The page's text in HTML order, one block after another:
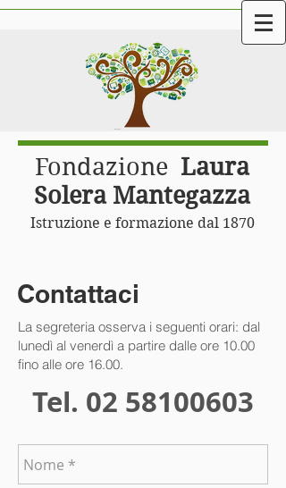
Fondazione Laura
Solera Mantegazza
Istruzione e formazione dal 1870
Contattaci
La segreteria osserva i seguenti orari: dal
lunedì al venerdì a partire dalle ore 10.00
fino alle ore 16.00.
Tel. 02 58100603